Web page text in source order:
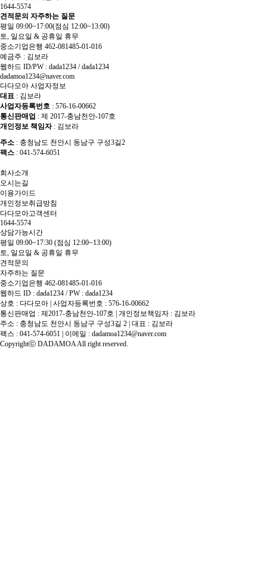
1644-5574
견적문의 자주하는 질문
평일 09:00~17:00(점심 12:00~13:00)
토, 일요일 & 공휴일 휴무
중소기업은행 462-081485-01-016
예금주 : 김보라
웹하드 ID/PW : dada1234 / dada1234
dadamoa1234@naver.com
다다모아 사업자정보
대표 : 김보라
사업자등록번호 : 576-16-00662
통신판매업 : 제 2017-충남천안-107호
개인정보 책임자: 김보라
주소 : 충청남도 천안시 동남구 구성3길2
팩스 : 041-574-6051
회사소개
오시는길
이용가이드
개인정보취급방침
다다모아고객센터
1644-5574
상담가능시간
평일 09:00~17:30 (점심 12:00~13:00)
토, 일요일 & 공휴일 휴무
견적문의
자주하는 질문
중소기업은행 462-081485-01-016
웹하드 ID : dada1234 / PW : dada1234
상호 : 다다모아 | 사업자등록번호 : 576-16-00662
통신판매업 : 제2017-충남천안-107호 | 개인정보책임자 : 김보라
주소 : 충청남도 천안시 동남구 구성3길 2 | 대표 : 김보라
팩스 : 041-574-6051 | 이메일 : dadamoa1234@naver.com
Copyrightⓒ DADAMOA All right reserved.